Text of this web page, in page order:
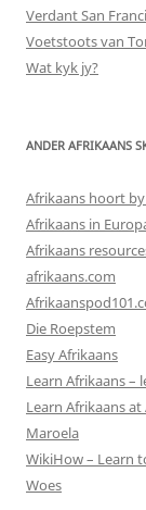
Verdant San
Voetstoots van
Wat kyk jy?
ANDER AFRIKAANS
Afrikaans hoort
Afrikaans in
Afrikaans
afrikaans.com
Die Roepstem
Easy Afrikaans
Learn Afrikaans –
Learn Afrikaans
Maroela
WikiHow – Learn
Woes